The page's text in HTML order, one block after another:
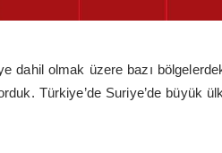
dahil olmak üzere bazı
Türkiye’de Suriye’de büyük